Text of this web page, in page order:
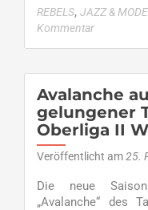
REBELS, JAZZ &
Kommentar
Avalanche
gelungener
Oberliga II
Veröffentlicht am25.
Die neue
„Avalanche“ des